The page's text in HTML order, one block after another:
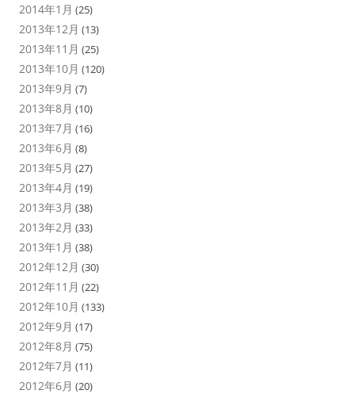
2014年1月 (25)
2013年12月 (13)
2013年11月 (25)
2013年10月 (120)
2013年9月 (7)
2013年8月 (10)
2013年7月 (16)
2013年6月 (8)
2013年5月 (27)
2013年4月 (19)
2013年3月 (38)
2013年2月 (33)
2013年1月 (38)
2012年12月 (30)
2012年11月 (22)
2012年10月 (133)
2012年9月 (17)
2012年8月 (75)
2012年7月 (11)
2012年6月 (20)